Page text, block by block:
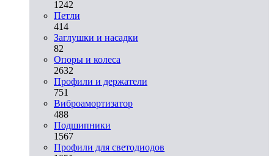
1242
Петли
414
Заглушки и насадки
82
Опоры и колеса
2632
Профили и держатели
751
Виброамортизатор
488
Подшипники
1567
Профили для светодиодов